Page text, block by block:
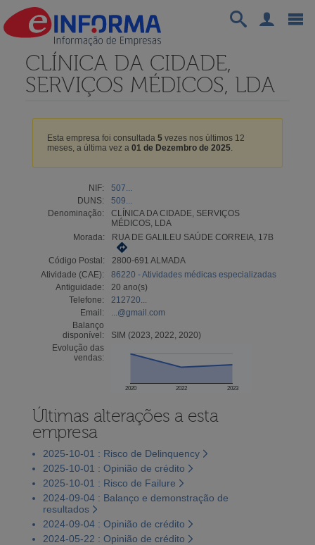
CLÍNICA DA CIDADE,
SERVIÇOS MÉDICOS, LDA
Esta empresa foi consultada 5vezes nos últimos 12
meses, a última vez a 01 de Dezembro de 2025.
NIF:
507...
DUNS:
509...
Denominação:
CLÍNICA DA CIDADE, SERVIÇOS
MÉDICOS, LDA
Morada:
RUA DE GALILEU SAÚDE CORREIA, 17B
Código Postal:
2800-691 ALMADA
Atividade (CAE):
86220 - Atividades médicas especializadas
Antiguidade:
20 ano(s)
Telefone:
212720...
Email:
...@gmail.com
Balanço
disponível:
SIM (2023, 2022, 2020)
Evolução das
vendas:
2020 2022 2023
Últimas alterações a esta
empresa
2025-10-01 : Risco de Delinquency
2025-10-01 : Opinião de crédito
2025-10-01 : Risco de Failure
2024-09-04 : Balanço e demonstração de
resultados
2024-09-04 : Opinião de crédito
2024-05-22 : Opinião de crédito